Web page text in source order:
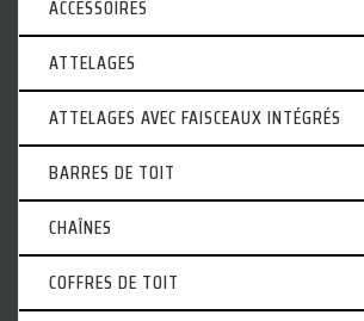
ACCESSOIRES
ATTELAGES
ATTELAGES AVEC FAISCEAUX INTÉGRÉS
BARRES DE TOIT
CHAÎNES
COFFRES DE TOIT